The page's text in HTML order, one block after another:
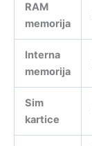
RAM
memorija
Interna
memorija
Sim
kartice